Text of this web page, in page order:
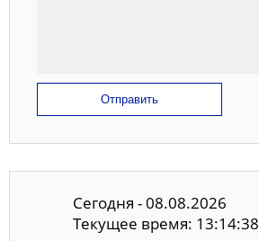
Отправить
Сегодня - 08.08.2026
Текущее время: 13:14:39